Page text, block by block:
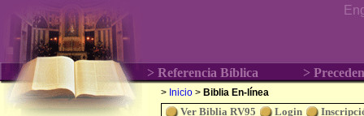
> Referencia Bíblica >
> Inicio > Biblia En-línea
Ver Biblia RV95 Login